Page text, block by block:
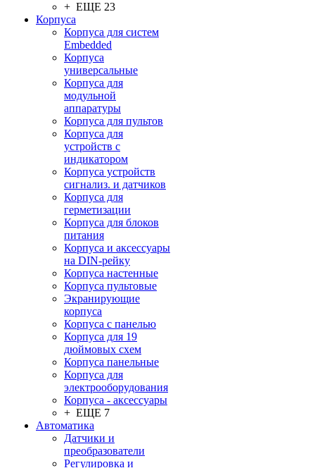
+ ЕЩЕ 23
Корпуса
Корпуса для систем
Embedded
Корпуса
универсальные
Корпуса для
модульной
аппаратуры
Корпуса для пультов
Корпуса для
устройств с
индикатором
Корпуса устройств
сигнализ. и датчиков
Корпуса для
герметизации
Корпуса для блоков
питания
Корпуса и аксессуары
на DIN-рейку
Корпуса настенные
Корпуса пультовые
Экранирующие
корпуса
Корпуса с панелью
Корпуса для 19
дюймовых схем
Корпуса панельные
Корпуса для
электрооборудования
Корпуса - аксессуары
+ ЕЩЕ 7
Автоматика
Датчики и
преобразователи
Регулировка и